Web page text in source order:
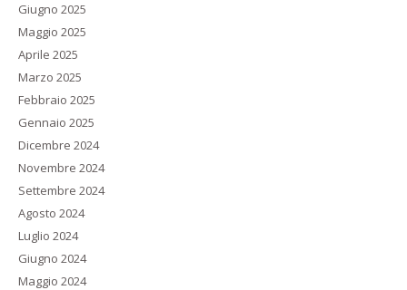
Giugno 2025
Maggio 2025
Aprile 2025
Marzo 2025
Febbraio 2025
Gennaio 2025
Dicembre 2024
Novembre 2024
Settembre 2024
Agosto 2024
Luglio 2024
Giugno 2024
Maggio 2024